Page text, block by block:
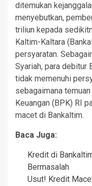
ditemukan
menyebutkan,
triliun kepada
Kaltim-Kaltara
persyaratan.
Syariah, para debitur
tidak memenuhi
sebagaimana
Keuangan (BPK) RI
macet di Bankaltim.
Baca Juga:
Kredit di
Bermasalah
Usut! Kredit